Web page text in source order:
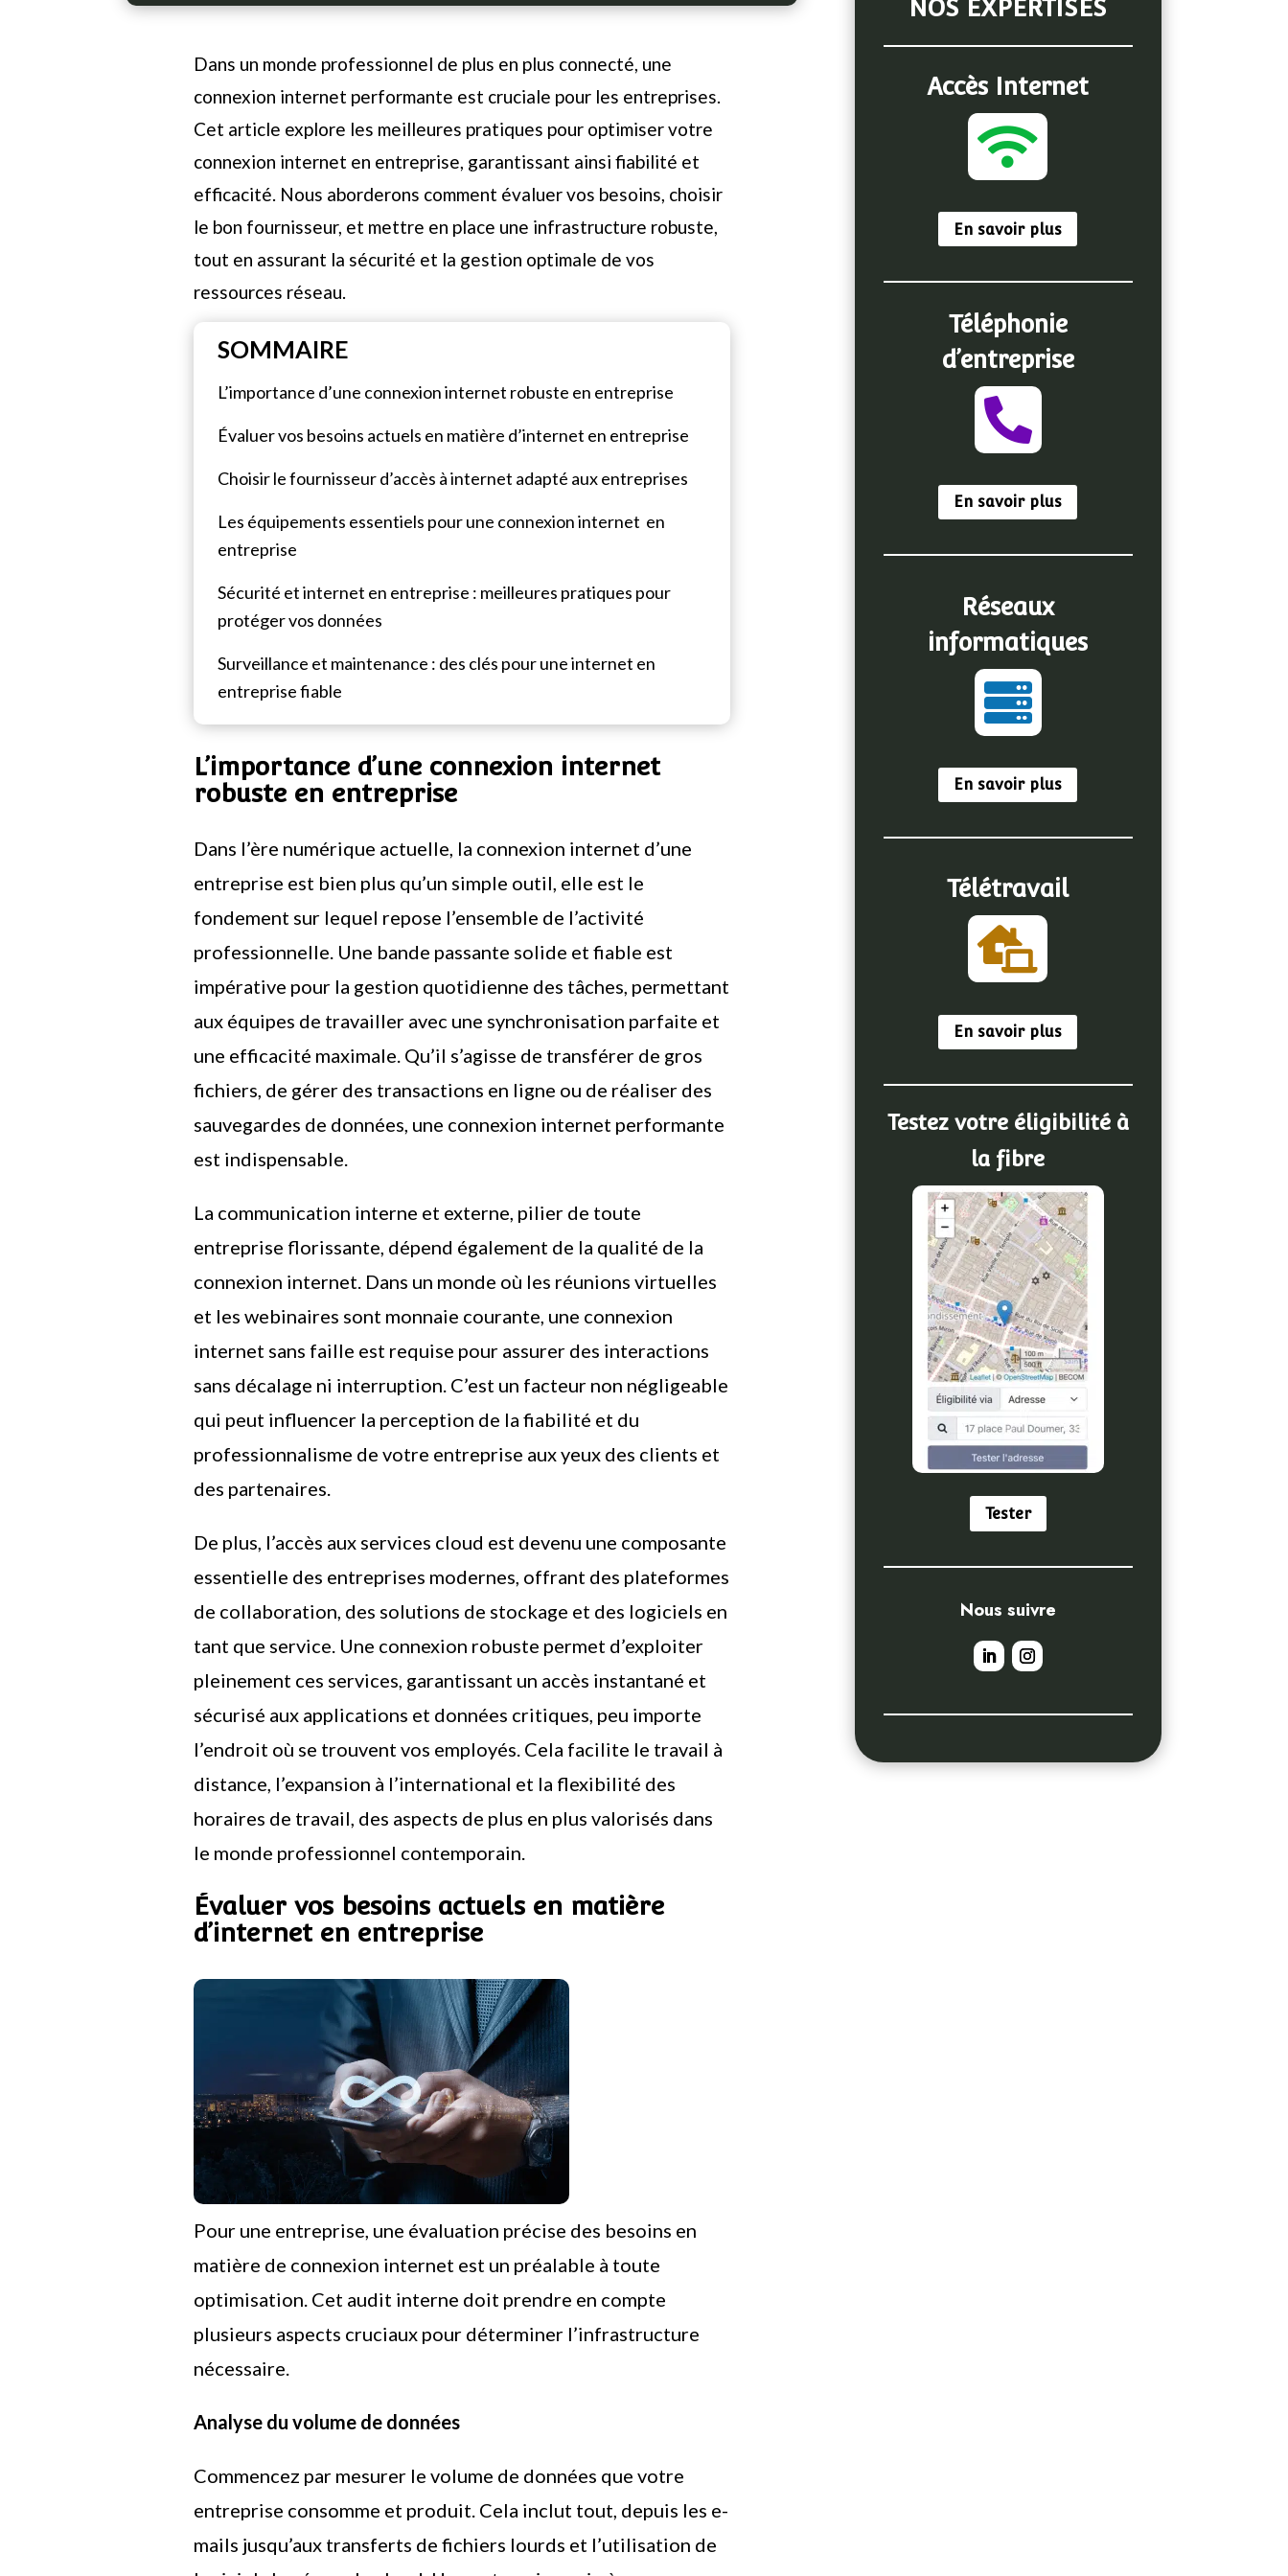
Dans un monde professionnel de plus en plus connecté, une
connexion internet performante est cruciale pour les entreprises.
Cet article explore les meilleures pratiques pour optimiser votre
connexion internet en entreprise, garantissant ainsi fiabilité et
efficacité. Nous aborderons comment évaluer vos besoins, choisir
le bon fournisseur, et mettre en place une infrastructure robuste,
tout en assurant la sécurité et la gestion optimale de vos
ressources réseau.
SOMMAIRE
L’importance d’une connexion internet robuste en entreprise
Évaluer vos besoins actuels en matière d’internet en entreprise
Choisir le fournisseur d’accès à internet adapté aux entreprises
Les équipements essentiels pour une connexion internet en
entreprise
Sécurité et internet en entreprise : meilleures pratiques pour
protéger vos données
Surveillance et maintenance : des clés pour une internet en
entreprise fiable
L’importance d’une connexion internet
robuste en entreprise
Dans l’ère numérique actuelle, la connexion internet d’une
entreprise est bien plus qu’un simple outil, elle est le
fondement sur lequel repose l’ensemble de l’activité
professionnelle. Une bande passante solide et fiable est
impérative pour la gestion quotidienne des tâches, permettant
aux équipes de travailler avec une synchronisation parfaite et
une efficacité maximale. Qu’il s’agisse de transférer de gros
fichiers, de gérer des transactions en ligne ou de réaliser des
sauvegardes de données, une connexion internet performante
est indispensable.
La communication interne et externe, pilier de toute
entreprise florissante, dépend également de la qualité de la
connexion internet. Dans un monde où les réunions virtuelles
et les webinaires sont monnaie courante, une connexion
internet sans faille est requise pour assurer des interactions
sans décalage ni interruption. C’est un facteur non négligeable
qui peut influencer la perception de la fiabilité et du
professionnalisme de votre entreprise aux yeux des clients et
des partenaires.
De plus, l’accès aux services cloud est devenu une composante
essentielle des entreprises modernes, offrant des plateformes
de collaboration, des solutions de stockage et des logiciels en
tant que service. Une connexion robuste permet d’exploiter
pleinement ces services, garantissant un accès instantané et
sécurisé aux applications et données critiques, peu importe
l’endroit où se trouvent vos employés. Cela facilite le travail à
distance, l’expansion à l’international et la flexibilité des
horaires de travail, des aspects de plus en plus valorisés dans
le monde professionnel contemporain.
Évaluer vos besoins actuels en matière
d’internet en entreprise
Pour une entreprise, une évaluation précise des besoins en
matière de connexion internet est un préalable à toute
optimisation. Cet audit interne doit prendre en compte
plusieurs aspects cruciaux pour déterminer l’infrastructure
nécessaire.
Analyse du volume de données
Commencez par mesurer le volume de données que votre
entreprise consomme et produit. Cela inclut tout, depuis les e-
mails jusqu’aux transferts de fichiers lourds et l’utilisation de
NOS EXPERTISES
Accès Internet

En savoir plus
Téléphonie
d’entreprise

En savoir plus
Réseaux
informatiques

En savoir plus
Télétravail

En savoir plus
Testez votre éligibilité à
la fibre
Tester
Nous suivre